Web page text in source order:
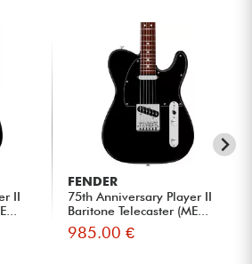
II
FENDER
75th Anniversary Player II
Baritone Telecaster (ME...
985.00 €